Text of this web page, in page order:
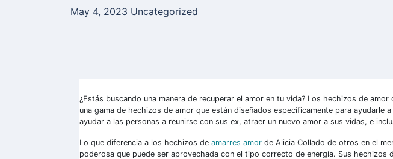
May 4, 2023 Uncategorized
¿Estás buscando una manera de recuperar el amor en tu vida? Los hechizos de
una gama de hechizos de amor que están diseñados específicamente para
ayudar a las personas a reunirse con sus ex, atraer un nuevo amor a sus vidas, e
Lo que diferencia a los hechizos de amarres amor de Alicia Collado de otros en el
poderosa que puede ser aprovechada con el tipo correcto de energía. Sus